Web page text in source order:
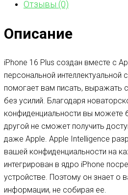
Отзывы (0)
Описание
iPhone 16 Plus создан вместе с
персональной интеллектуальной
помогает вам писать, выражать
без усилий. Благодаря
конфиденциальности вы можете
другой не сможет получить
даже Apple. Apple Intelligence
вашей конфиденциальности на
интегрирован в ядро ​​iPhone
устройстве. Поэтому он знает о
информации, не собирая ее.